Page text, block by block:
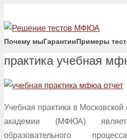
Почему мыГарантииПримеры
практика учебная
Учебная практика в
академии (МФЮА)
образовательного